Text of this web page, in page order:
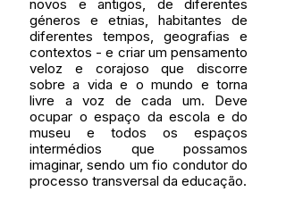
novos e antigos, de diferentes
géneros e etnias, habitantes de
diferentes tempos, geografias e
contextos - e criar um pensamento
veloz e corajoso que discorre
sobre a vida e o mundo e torna
livre a voz de cada um. Deve
ocupar o espaço da escola e do
museu e todos os espaços
intermédios que possamos
imaginar, sendo um fio condutor do
processo transversal da educação.